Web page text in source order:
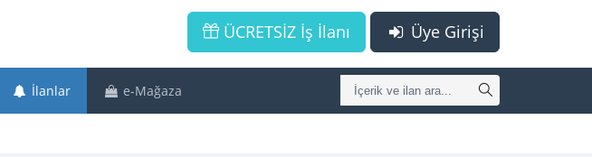
Üye Girişi
ÜCRETSİZ İş İlanı
İlanlar e-Mağaza